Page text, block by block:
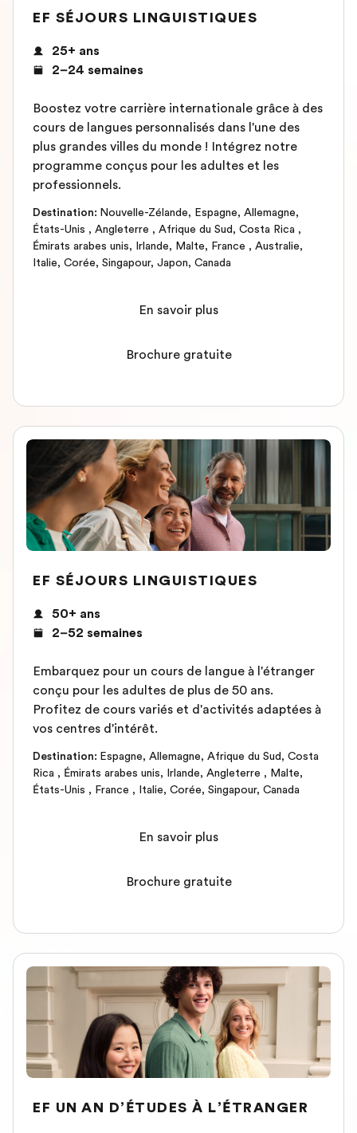
EF SÉJOURS LINGUISTIQUES
25+ ans
2–24 semaines
Boostez votre carrière internationale grâce à des
cours de langues personnalisés dans l'une des
plus grandes villes du monde ! Intégrez notre
programme conçus pour les adultes et les
professionnels.
Destination: Nouvelle-Zélande, Espagne, Allemagne,
États-Unis , Angleterre , Afrique du Sud, Costa Rica ,
Émirats arabes unis, Irlande, Malte, France , Australie,
Italie, Corée, Singapour, Japon, Canada
En savoir plus
Brochure gratuite
EF SÉJOURS LINGUISTIQUES
50+ ans
2–52 semaines
Embarquez pour un cours de langue à l'étranger
conçu pour les adultes de plus de 50 ans.
Profitez de cours variés et d'activités adaptées à
vos centres d'intérêt.
Destination: Espagne, Allemagne, Afrique du Sud, Costa
Rica , Émirats arabes unis, Irlande, Angleterre , Malte,
États-Unis , France , Italie, Corée, Singapour, Canada
En savoir plus
Brochure gratuite
EF UN AN D’ÉTUDES À L’ÉTRANGER